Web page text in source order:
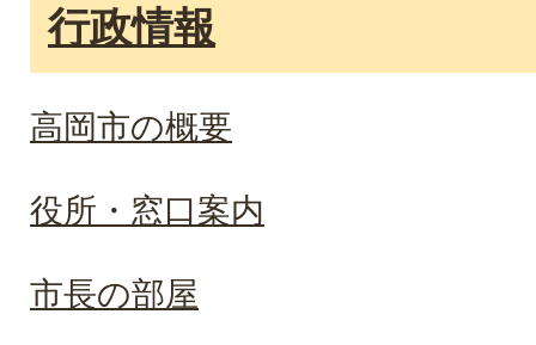
行政情報
高岡市の概要
役所・窓口案内
市長の部屋